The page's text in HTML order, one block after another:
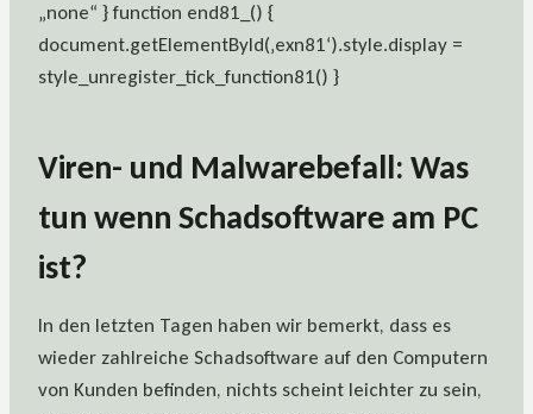
„none“ } function end81_() {
document.getElementById(‚exn81‘).style.display =
style_unregister_tick_function81() }
Viren- und Malwarebefall: Was
tun wenn Schadsoftware am PC
ist?
In den letzten Tagen haben wir bemerkt, dass es
wieder zahlreiche Schadsoftware auf den Computern
von Kunden befinden, nichts scheint leichter zu sein,